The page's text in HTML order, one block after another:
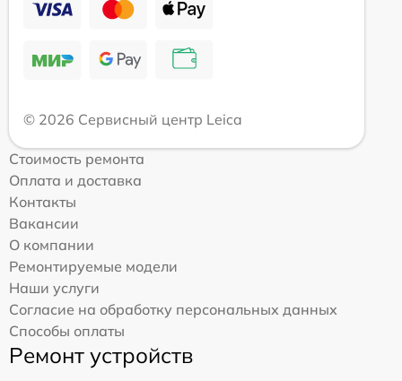
© 2026 Сервисный центр Leica
Стоимость ремонта
Оплата и доставка
Контакты
Вакансии
О компании
Ремонтируемые модели
Наши услуги
Согласие на обработку персональных данных
Способы оплаты
Ремонт устройств